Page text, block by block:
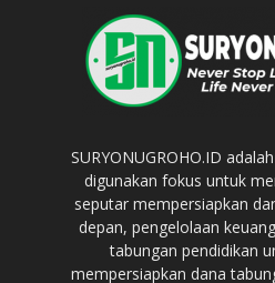
SURYONUGROHO.ID
digunakan fokus untuk
seputar mempersiapkan
depan, pengelolaan
tabungan pendidikan
mempersiapkan dana